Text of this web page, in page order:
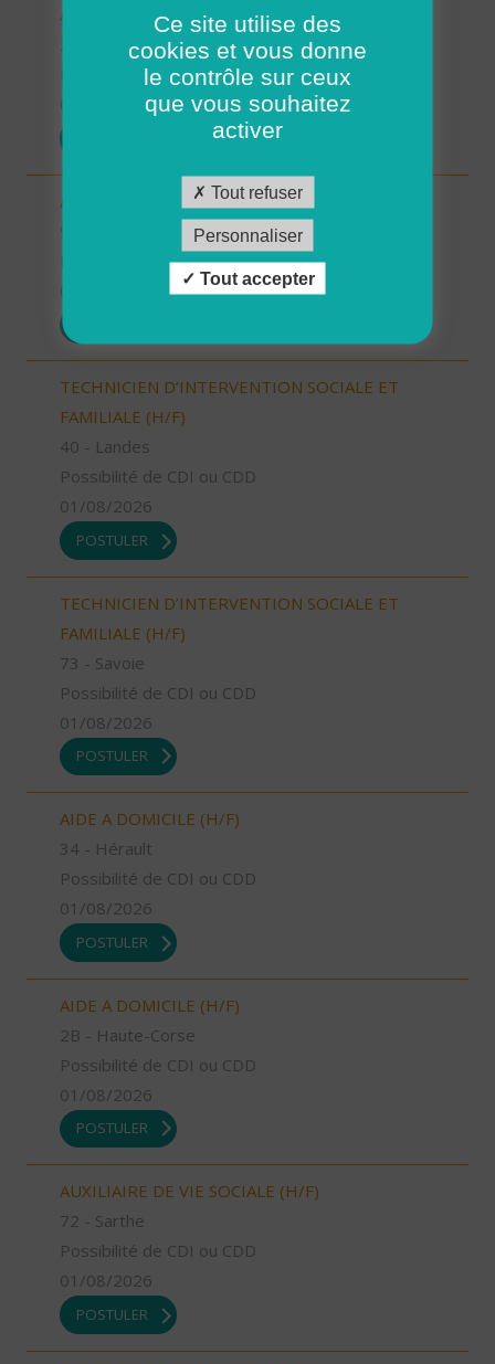
AUXILIAIRE DE VIE SOCIALE (H/F)
29 - Finistère
Possibilité de CDI ou CDD
01/08/2026
AIDE SOIGNANT (H/F)
Possibilité de CDI ou CDD
TECHNICIEN D’INTERVENTION SOCIALE ET
FAMILIALE (H/F)
40 - Landes
Possibilité de CDI ou CDD
01/08/2026
POSTULER
TECHNICIEN D’INTERVENTION SOCIALE ET
FAMILIALE (H/F)
73 - Savoie
Possibilité de CDI ou CDD
01/08/2026
POSTULER
AIDE A DOMICILE (H/F)
34 - Hérault
Possibilité de CDI ou CDD
01/08/2026
POSTULER
AIDE A DOMICILE (H/F)
2B - Haute-Corse
Possibilité de CDI ou CDD
01/08/2026
POSTULER
AUXILIAIRE DE VIE SOCIALE (H/F)
72 - Sarthe
Possibilité de CDI ou CDD
01/08/2026
POSTULER
Ce site utilise des
cookies et vous donne
le contrôle sur ceux
que vous souhaitez
activer
Tout refuser
Personnaliser
Tout accepter